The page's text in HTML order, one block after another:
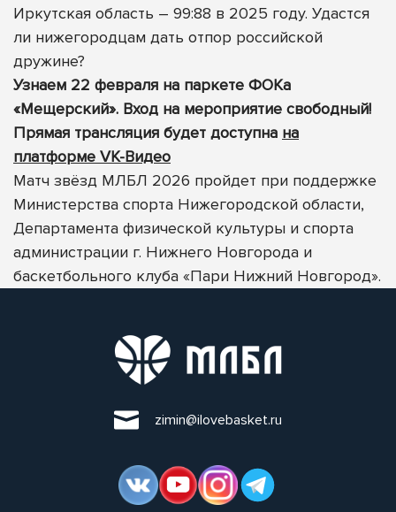
Иркутская область – 99:88 в 2025 году. Удастся
ли нижегородцам дать отпор российской
дружине?
Узнаем 22 февраля на паркете ФОКа
«Мещерский». Вход на мероприятие свободный!
Прямая трансляция будет доступна на
платформе VK-Видео
Матч звёзд МЛБЛ 2026 пройдет при поддержке
Министерства спорта Нижегородской области,
Департамента физической культуры и спорта
администрации г. Нижнего Новгорода и
баскетбольного клуба «Пари Нижний Новгород».
zimin@ilovebasket.ru